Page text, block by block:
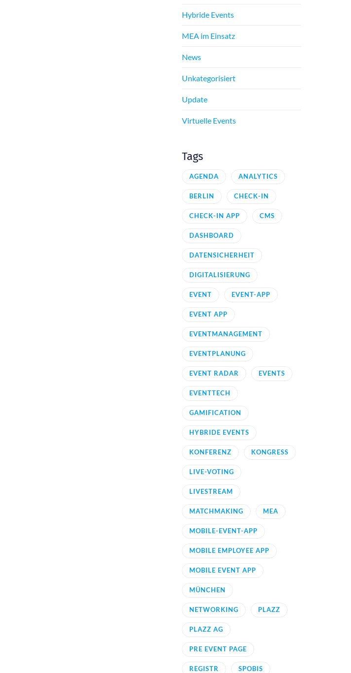
Hybride Events
MEA im Einsatz
News
Unkategorisiert
Update
Virtuelle Events
Tags
AGENDA ANALYTICS
BERLIN CHECK-IN
CHECK-IN APP CMS
DASHBOARD
DATENSICHERHEIT
DIGITALISIERUNG
EVENT EVENT-APP
EVENT APP
EVENTMANAGEMENT
EVENTPLANUNG
EVENT RADAR EVENTS
EVENTTECH
GAMIFICATION
HYBRIDE EVENTS
KONFERENZ KONGRESS
LIVE-VOTING
LIVESTREAM
MATCHMAKING MEA
MOBILE-EVENT-APP
MOBILE EMPLOYEE APP
MOBILE EVENT APP
MÜNCHEN
NETWORKING PLAZZ
PLAZZ AG
PRE EVENT PAGE
REGISTR SPOBIS